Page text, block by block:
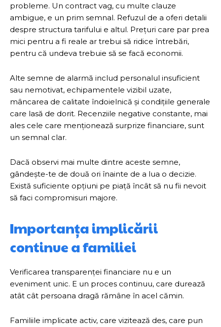
probleme. Un contract vag, cu multe clauze
ambigue, e un prim semnal. Refuzul de a oferi detalii
despre structura tarifului e altul. Prețuri care par prea
mici pentru a fi reale ar trebui să ridice întrebări,
pentru că undeva trebuie să se facă economii.
Alte semne de alarmă includ personalul insuficient
sau nemotivat, echipamentele vizibil uzate,
mâncarea de calitate îndoielnică și condițiile generale
care lasă de dorit. Recenziile negative constante, mai
ales cele care menționează surprize financiare, sunt
un semnal clar.
Dacă observi mai multe dintre aceste semne,
gândește-te de două ori înainte de a lua o decizie.
Există suficiente opțiuni pe piață încât să nu fii nevoit
să faci compromisuri majore.
Importanța implicării
continue a familiei
Verificarea transparenței financiare nu e un
eveniment unic. E un proces continuu, care durează
atât cât persoana dragă rămâne în acel cămin.
Familiile implicate activ, care vizitează des, care pun